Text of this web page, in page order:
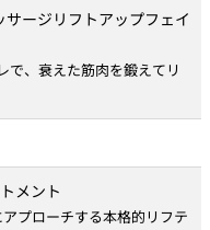
ージリフトアップフェイ
、衰えた筋肉を鍛えてリ
メント
プローチする本格的リフテ